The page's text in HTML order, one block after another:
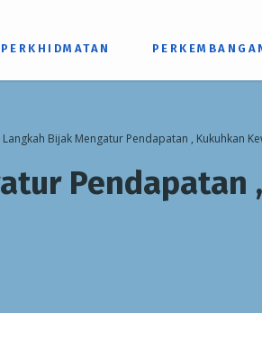
PERKHIDMATAN
Langkah Bijak Mengatur Pendapatan , Kukuhkan
Pendapatan